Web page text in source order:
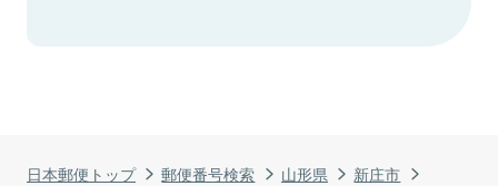
日本郵便トップ 郵便番号検索 山形県
新庄市